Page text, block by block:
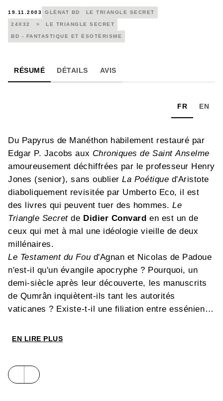
19.11.2003 GLÉNAT BD LE TRIANGLE SECRET
24X32 > LE TRIANGLE SECRET
BD - FANTASTIQUE ET ÉSOTÉRISME
RÉSUMÉ DÉTAILS AVIS
FR EN
Du Papyrus de Manéthon habilement restauré par
Edgar P. Jacobs aux Chroniques de Saint Anselme
amoureusement déchiffrées par le professeur Henry
Jones (senior), sans oublierLa Poétique d'Aristote
diaboliquement revisitée par Umberto Eco, il est
des livres qui peuvent tuer des hommes.Le
Triangle Secretde Didier Convard en est un de
ceux qui met à mal une idéologie vieille de deux
millénaires.
Le Testament du Fou d'Agnan et Nicolas de Padoue
n'est-il qu'un évangile apocryphe ? Pourquoi, un
demi-siècle après leur découverte, les manuscrits
de Qumrân inquiètent-ils tant les autorités
vaticanes ? Existe-t-il une filiation entre esséniens
persécutions des cathares et des templiers par
unes des clefs qui devraient vous permette de
sortir indemne de la lecture de cette série.
EN LIRE PLUS